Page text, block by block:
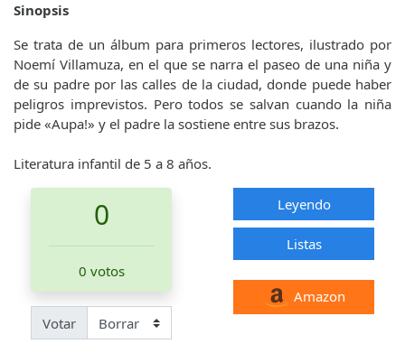
Sinopsis
Se trata de un álbum para primeros lectores, ilustrado por
Noemí Villamuza, en el que se narra el paseo de una niña y
de su padre por las calles de la ciudad, donde puede haber
peligros imprevistos. Pero todos se salvan cuando la niña
pide «Aupa!» y el padre la sostiene entre sus brazos.
Literatura infantil de 5 a 8 años.
0
0 votos
Votar
Leyendo
Listas
Amazon